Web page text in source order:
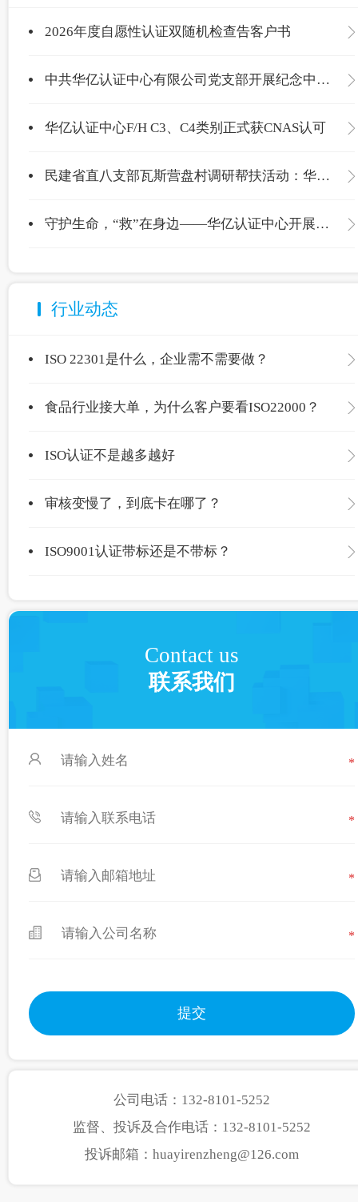
2026年度自愿性认证双随机检查告客户书
中共华亿认证中心有限公司党支部开展纪念中国共产党成立105周年主题党日活动
华亿认证中心F/H C3、C4类别正式获CNAS认可
民建省直八支部瓦斯营盘村调研帮扶活动：华亿认证中心爱心捐赠温暖校园
守护生命，“救”在身边——华亿认证中心开展应急救护专项培训
行业动态
ISO 22301是什么，企业需不需要做？
食品行业接大单，为什么客户要看ISO22000？
ISO认证不是越多越好
审核变慢了，到底卡在哪了？
ISO9001认证带标还是不带标？
Contact us
联系我们
*
*
*
*
公司电话：132-8101-5252
监督、投诉及合作电话：132-8101-5252
投诉邮箱：huayirenzheng@126.com